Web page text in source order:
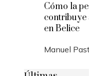
Cómo la
contribuye
en Belice
Manuel